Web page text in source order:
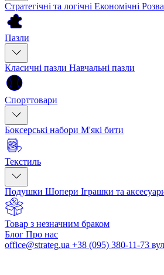
Стратегічні та логічні Економічні
Пазли
Класичні пазли Навчальні пазли
Спорттовари
Боксерські набори М'які бити
Текстиль
Подушки Шопери Іграшки та
Товар з незначним браком
Блог Про нас
office@strateg.ua +38 (095) 380-11-73